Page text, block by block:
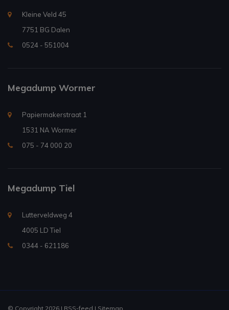
Kleine Veld 45
7751 BG Dalen
0524 - 551004
Megadump Wormer
Papiermakerstraat 1
1531 NA Wormer
075 - 74 000 20
Megadump Tiel
Lutterveldweg 4
4005 LD Tiel
0344 - 621186
© Copyright 2026 | RSS-feed | Sitemap